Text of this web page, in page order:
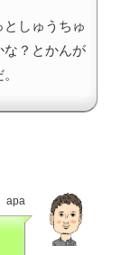
しゅうちゅ
な？とかんが
apa